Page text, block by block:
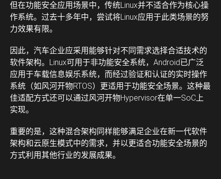
但在功能安全应用场景中，传统Linux并不适合作为核心操
作系统。过去十多年中，尝试将Linux应用于此类场景的努
力效果有限。
因此，汽车企业应采用能够针对不同需求选择合适技术的
软件架构。Linux可用于非功能安全系统，Android已广泛
应用于车载信息娱乐系统，而经过验证和认证的实时操作
系统（如风河开物RTOS）更适用于功能安全场景。这种最
佳适配方式还可以通过风河开物Hypervisor在单一SoC上
实现。
重要的是，这种混合架构同样能够满足企业在新一代软件
架构和云原生模式中的需求，并以更适合功能安全场景的
方式利用其他行业的发展成果。